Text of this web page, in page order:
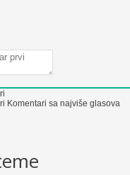
Komentari sa najviše glasova